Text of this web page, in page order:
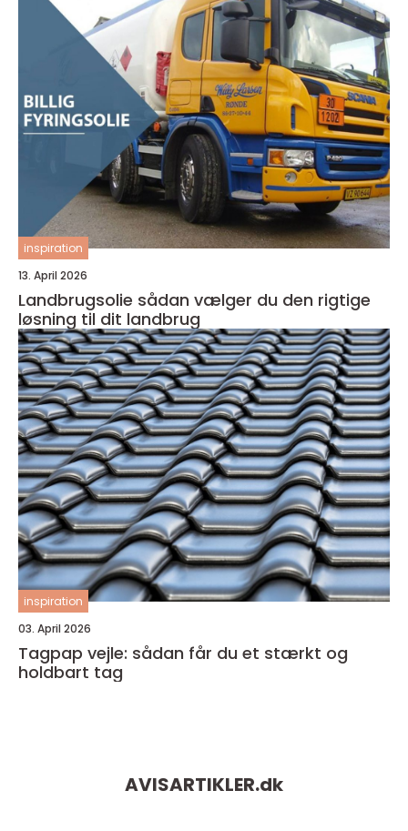
inspiration
13. April 2026
Landbrugsolie sådan vælger du den rigtige
løsning til dit landbrug
inspiration
03. April 2026
Tagpap vejle: sådan får du et stærkt og
holdbart tag
AVISARTIKLER.dk